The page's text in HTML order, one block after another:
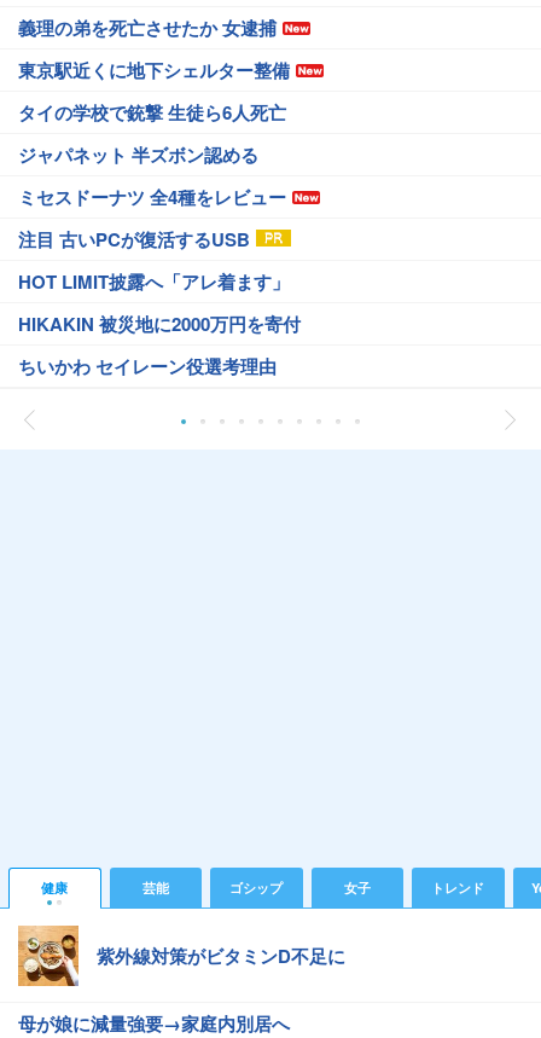
義理の弟を死亡させたか 女逮捕
東京駅近くに地下シェルター整備
タイの学校で銃撃 生徒ら6人死亡
ジャパネット 半ズボン認める
ミセスドーナツ 全4種をレビュー
注目 古いPCが復活するUSB
HOT LIMIT披露へ「アレ着ます」
HIKAKIN 被災地に2000万円を寄付
ちいかわ セイレーン役選考理由
健康 芸能 ゴシップ 女子 トレンド
紫外線対策がビタミンD不足に
母が娘に減量強要→家庭内別居へ